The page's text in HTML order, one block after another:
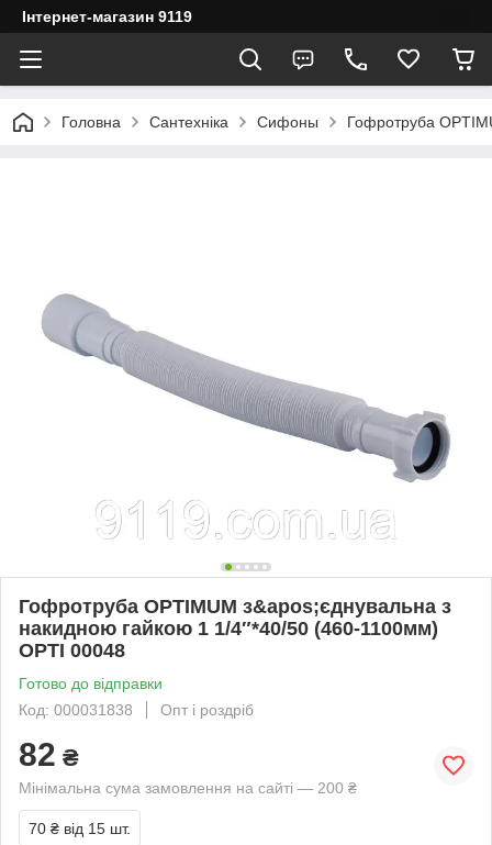
Інтернет-магазин 9119
Головна Сантехніка Сифоны Гофротруба
Гофротруба OPTIMUM з&apos;єднувальна з
накидною гайкою 1 1/4″*40/50 (460-1100мм)
OPTI 00048
Готово до відправки
Код: 000031838
Опт і роздріб
82 ₴
Мінімальна сума замовлення на сайті — 200 ₴
70 ₴ від 15 шт.